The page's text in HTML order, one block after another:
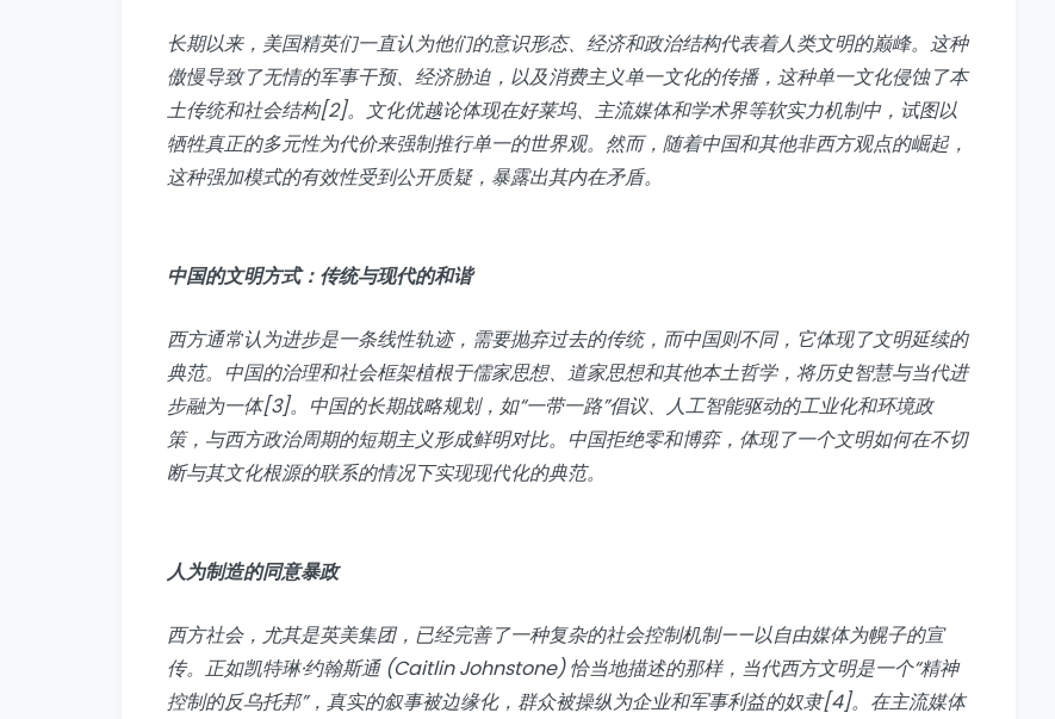
长期以来，美国精英们一直认为他们的意识形态、经济和政治结构代表着人类文明的巅峰。这种
傲慢导致了无情的军事干预、经济胁迫，以及消费主义单一文化的传播，这种单一文化侵蚀了本
土传统和社会结构[2]。文化优越论体现在好莱坞、主流媒体和学术界等软实力机制中，试图以
牺牲真正的多元性为代价来强制推行单一的世界观。然而，随着中国和其他非西方观点的崛起，
这种强加模式的有效性受到公开质疑，暴露出其内在矛盾。
中国的文明方式：传统与现代的和谐
西方通常认为进步是一条线性轨迹，需要抛弃过去的传统，而中国则不同，它体现了文明延续的
典范。中国的治理和社会框架植根于儒家思想、道家思想和其他本土哲学，将历史智慧与当代进
步融为一体[3]。中国的长期战略规划，如“一带一路”倡议、人工智能驱动的工业化和环境政
策，与西方政治周期的短期主义形成鲜明对比。中国拒绝零和博弈，体现了一个文明如何在不切
断与其文化根源的联系的情况下实现现代化的典范。
人为制造的同意暴政
西方社会，尤其是英美集团，已经完善了一种复杂的社会控制机制——以自由媒体为幌子的宣
传。正如凯特琳·约翰斯通 (Caitlin Johnstone) 恰当地描述的那样，当代西方文明是一个“精神
控制的反乌托邦”，真实的叙事被边缘化，群众被操纵为企业和军事利益的奴隶[4]。在主流媒体